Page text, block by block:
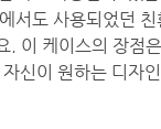
서도 사용되었던
. 이 케이스의 장점
신이 원하는 디자